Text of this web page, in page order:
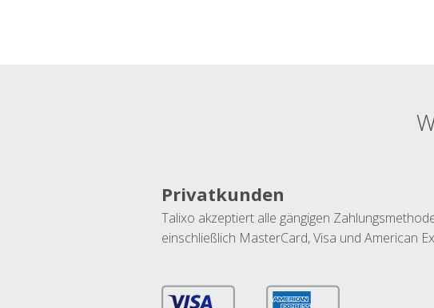
Privatkunden
Talixo akzeptiert alle gängigen
einschließlich MasterCard, Visa und American